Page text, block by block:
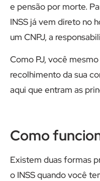
e pensão por morte.
INSS já vem direto no
um CNPJ, a
Como PJ, você
recolhimento da sua
aqui que entram as
Como
Existem duas formas
o INSS quando você